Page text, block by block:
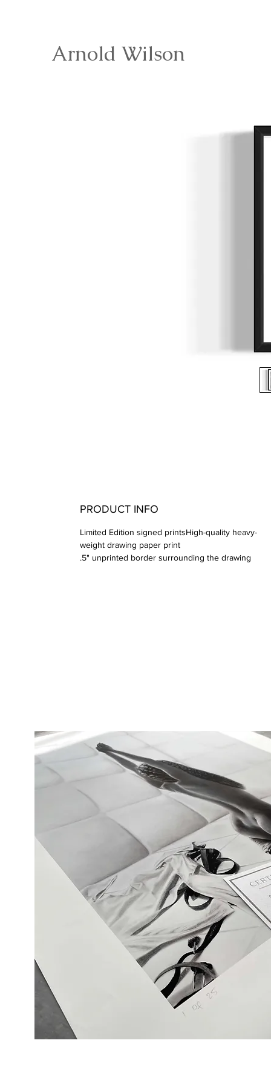
Arnold Wilson
PRODUCT INFO
Limited Edition signed printsHigh-quality heavy-
weight drawing paper print
.5" unprinted border surrounding the drawing